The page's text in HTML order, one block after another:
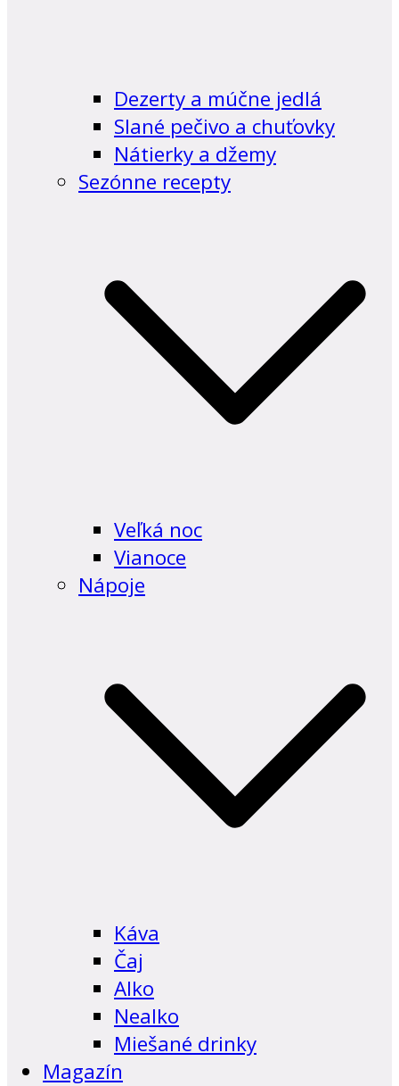
Dezerty a múčne jedlá
Slané pečivo a chuťovky
Nátierky a džemy
Sezónne recepty
Veľká noc
Vianoce
Nápoje
Káva
Čaj
Alko
Nealko
Miešané drinky
Magazín